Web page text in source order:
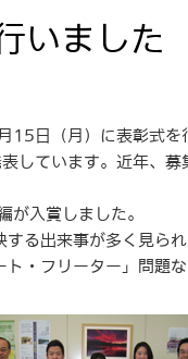
いました
日（月）に表彰式を
ています。近年、募
入賞しました。
る出来事が多く見ら
・フリーター」問題